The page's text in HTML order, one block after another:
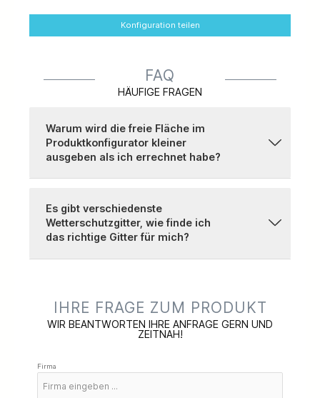
Konfiguration teilen
FAQ
HÄUFIGE FRAGEN
Warum wird die freie Fläche im
Produktkonfigurator kleiner
ausgeben als ich errechnet habe?
Es gibt verschiedenste
Wetterschutzgitter, wie finde ich
das richtige Gitter für mich?
IHRE FRAGE ZUM PRODUKT
WIR BEANTWORTEN IHRE ANFRAGE GERN UND
ZEITNAH!
Firma